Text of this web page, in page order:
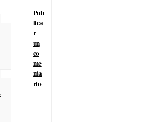
Pub
lica
r
un
co
me
nta
rio